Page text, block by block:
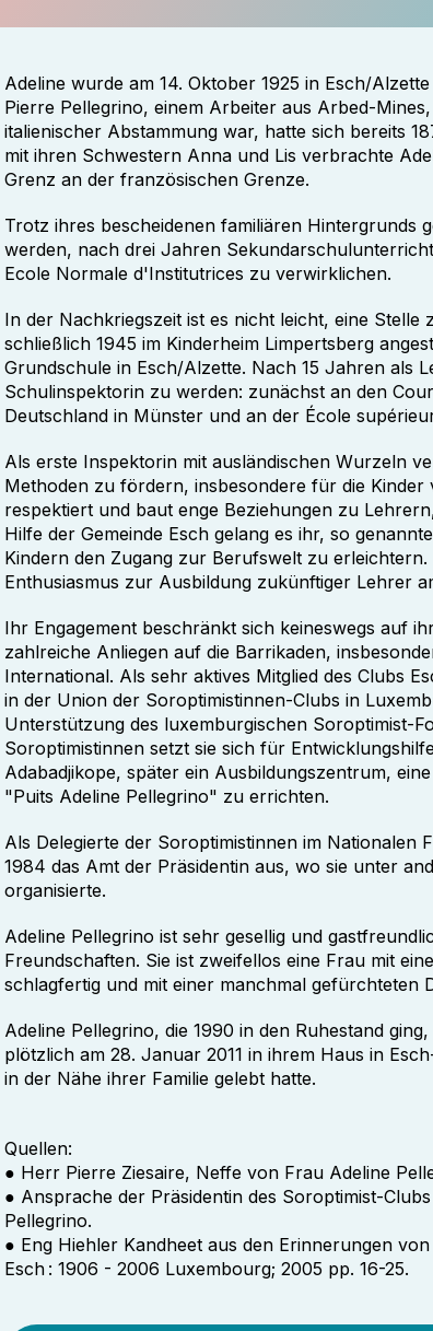
Adeline wurde am 14. Oktober 1925 in Esch/
Pierre Pellegrino, einem Arbeiter aus Arbed-
italienischer Abstammung war, hatte sich bereits
mit ihren Schwestern Anna und Lis verbrachte
Grenz an der französischen Grenze.
Trotz ihres bescheidenen familiären Hintergrunds
werden, nach drei Jahren
Ecole Normale d'Institutrices zu verwirklichen.
In der Nachkriegszeit ist es nicht leicht, eine
schließlich 1945 im Kinderheim Limpertsberg
Grundschule in Esch/Alzette. Nach 15 Jahren als
Schulinspektorin zu werden: zunächst an den
Deutschland in Münster und an der École
Als erste Inspektorin mit ausländischen Wurzeln
Methoden zu fördern, insbesondere für die
respektiert und baut enge Beziehungen zu
Hilfe der Gemeinde Esch gelang es ihr, so
Kindern den Zugang zur Berufswelt zu
Enthusiasmus zur Ausbildung zukünftiger Lehrer
Ihr Engagement beschränkt sich keineswegs auf
zahlreiche Anliegen auf die Barrikaden,
International. Als sehr aktives Mitglied des Clubs
in der Union der Soroptimistinnen-Clubs in
Unterstützung des luxemburgischen Soroptimist-
Soroptimistinnen setzt sie sich für
Adabadjikope, später ein Ausbildungszentrum,
"Puits Adeline Pellegrino" zu errichten.
Als Delegierte der Soroptimistinnen im Nationalen
1984 das Amt der Präsidentin aus, wo sie unter
organisierte.
Adeline Pellegrino ist sehr gesellig und
Freundschaften. Sie ist zweifellos eine Frau mit
schlagfertig und mit einer manchmal gefürchteten
Adeline Pellegrino, die 1990 in den Ruhestand
plötzlich am 28. Januar 2011 in ihrem Haus in
in der Nähe ihrer Familie gelebt hatte.
Quellen:
● Herr Pierre Ziesaire, Neffe von Frau Adeline
● Ansprache der Präsidentin des Soroptimist-
Pellegrino.
● Eng Hiehler Kandheet aus den Erinnerungen
Esch : 1906 - 2006 Luxembourg; 2005 pp. 16-25.